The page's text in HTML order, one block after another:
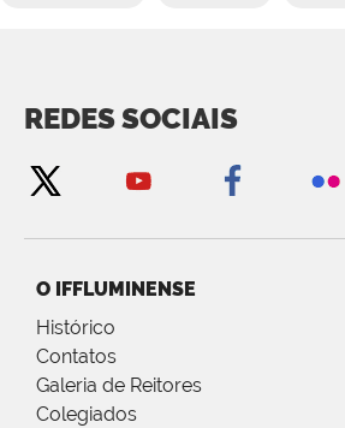
REDES SOCIAIS
O IFFLUMINENSE
Histórico
Contatos
Galeria de Reitores
Colegiados